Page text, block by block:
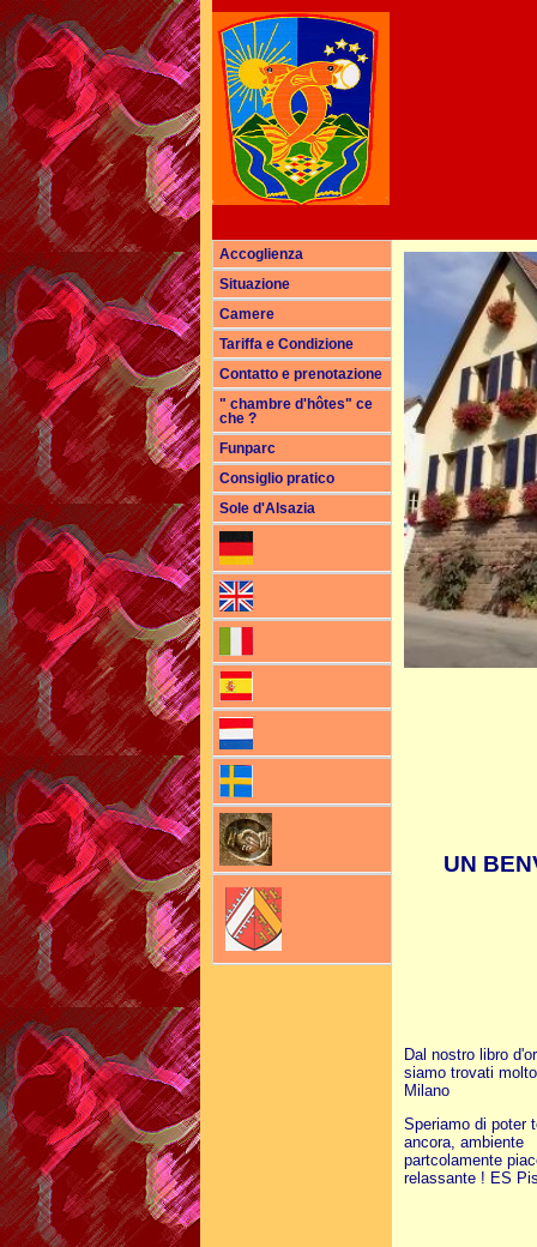
Accoglienza
Situazione
Camere
Tariffa e Condizione
Contatto e prenotazione
" chambre d'hôtes" ce
che ?
Funparc
Consiglio pratico
Sole d'Alsazia
UN
Dal nostro libro
siamo trovati
Milano
Speriamo di poter
ancora, ambiente
partcolamente
relassante ! ES